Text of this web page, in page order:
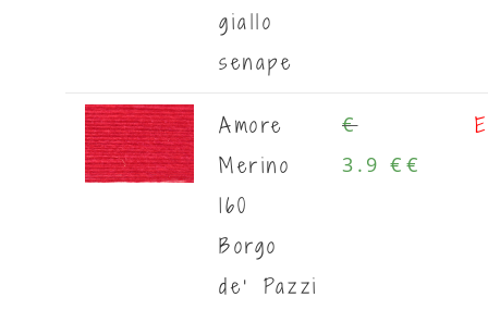
giallo
senape
Amore
Merino
160
Borgo
de' Pazzi
€
3.9 € €